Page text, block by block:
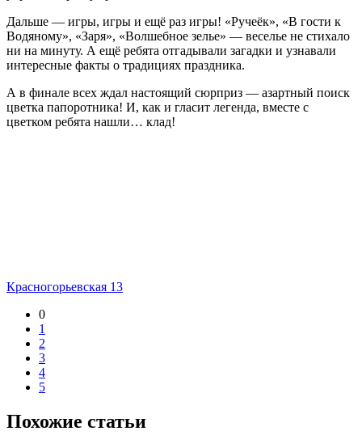
Дальше — игры, игры и ещё раз игры! «Ручеёк», «В гости к
Водяному», «Заря», «Волшебное зелье» — веселье не стихало
ни на минуту. А ещё ребята отгадывали загадки и узнавали
интересные факты о традициях праздника.
А в финале всех ждал настоящий сюрприз — азартный поиск
цветка папоротника! И, как и гласит легенда, вместе с
цветком ребята нашли… клад!
Красногорьевская 13
0
1
2
3
4
5
Похожие статьи